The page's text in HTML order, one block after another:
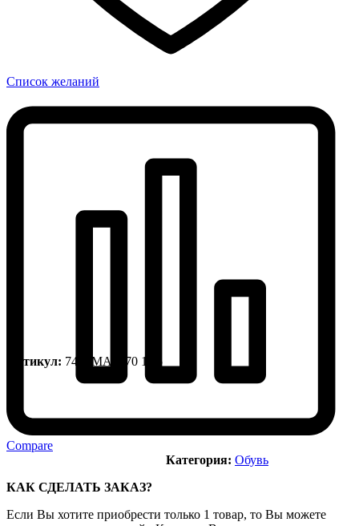
Список желаний
Compare
Артикул: 748SMA0070 1R5
Категория: Обувь
КАК СДЕЛАТЬ ЗАКАЗ?
Если Вы хотите приобрести только 1 товар, то Вы можете